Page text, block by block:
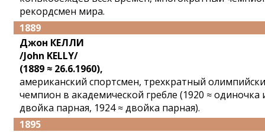
рекордсмен мира.
1889
Джон КЕЛЛИ
/John KELLY/
(1889 ≈ 26.6.1960),
американский спортсмен, трехкратный
чемпион в академической гребле (1920 ≈ одиночка
двойка парная, 1924 ≈ двойка парная).
1895